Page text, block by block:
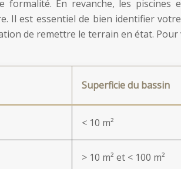
formalité. En revanche, les
Il est essentiel de bien identifier
de remettre le terrain en état.
Superficie du bassin
< 10 m²
> 10 m² et < 100 m²